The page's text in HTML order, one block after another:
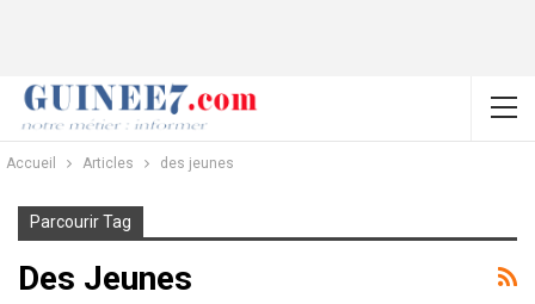
Accueil Articles des jeunes
Parcourir Tag
Des Jeunes